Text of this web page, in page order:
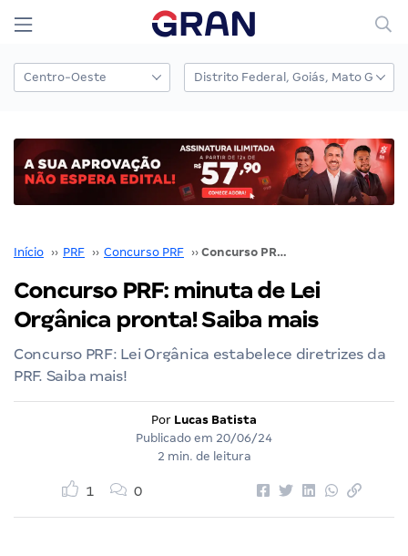
Início ›› PRF ›› Concurso PRF ›› Concurso PRF: minuta de Lei Orgânica pronta! Saiba mais
Concurso PRF: minuta de Lei
Orgânica pronta! Saiba mais
Concurso PRF: Lei Orgânica estabelece diretrizes da
PRF. Saiba mais!
Por Lucas Batista
Publicado em 20/06/24
2 min. de leitura
1 0